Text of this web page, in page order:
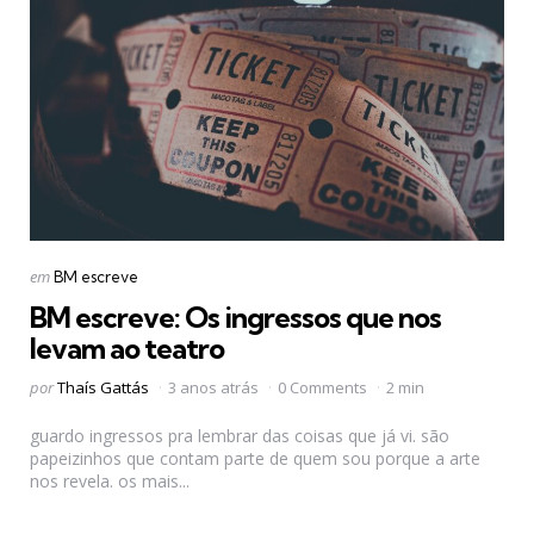
Categorias
Postado
emBM escreve
BM escreve: Os ingressos que nos
levam ao teatro
Postado
porThaís Gattás 3 anos atrás 0 Comments 2 min
guardo ingressos pra lembrar das coisas que já vi. são
papeizinhos que contam parte de quem sou porque a arte
nos revela. os mais...